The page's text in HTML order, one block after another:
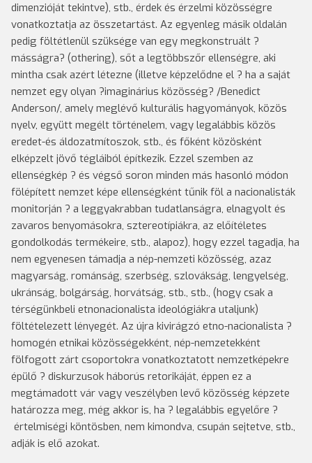
dimenzióját tekintve), stb., érdek és érzelmi közösségre
vonatkoztatja az összetartást. Az egyenleg másik oldalán
pedig föltétlenül szüksége van egy megkonstruált ?
másságra? (othering), sőt a legtöbbszőr ellenségre, aki
mintha csak azért létezne (illetve képzelődne el ? ha a saját
nemzet egy olyan ?imaginárius közösség? /Benedict
Anderson/, amely meglévő kulturális hagyományok, közös
nyelv, együtt megélt történelem, vagy legalábbis közös
eredet-és áldozatmítoszok, stb., és főként közösként
elképzelt jövő tégláiból építkezik. Ezzel szemben az
ellenségkép ? és végső soron minden más hasonló módon
fölépített nemzet képe ellenségként tűnik föl a nacionalisták
monitorján ? a leggyakrabban tudatlanságra, elnagyolt és
zavaros benyomásokra, sztereotípiákra, az előítéletes
gondolkodás termékeire, stb., alapoz), hogy ezzel tagadja, ha
nem egyenesen támadja a nép-nemzeti közösség, azaz
magyarság, románság, szerbség, szlovákság, lengyelség,
ukránság, bolgárság, horvátság, stb., stb., (hogy csak a
térségünkbeli etnonacionalista ideológiákra utaljunk)
föltételezett lényegét. Az újra kivirágzó etno-nacionalista ?
homogén etnikai közösségekként, nép-nemzetekként
fölfogott zárt csoportokra vonatkoztatott nemzetképekre
épülő ? diskurzusok háborús retorikáját, éppen ez a
megtámadott vár vagy veszélyben levő közösség képzete
határozza meg, még akkor is, ha ? legalábbis egyelőre ?
értelmiségi köntösben, nem kimondva, csupán sejtetve, stb.,
adják is elő azokat.